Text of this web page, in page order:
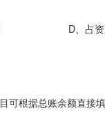
短 D、占资产
可根据总账余额直